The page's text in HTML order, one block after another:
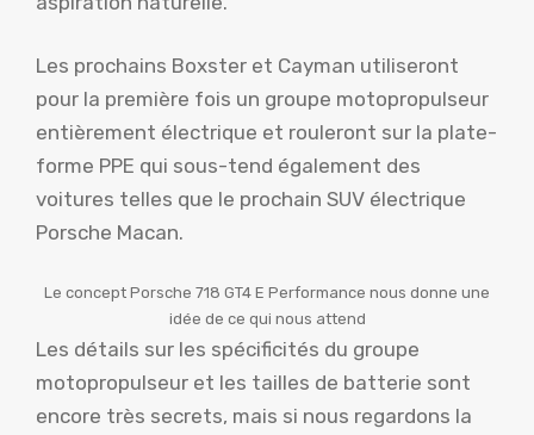
Les prochains Boxster et Cayman utiliseront
pour la première fois un groupe motopropulseur
entièrement électrique et rouleront sur la plate-
forme PPE qui sous-tend également des
voitures telles que le prochain SUV électrique
Porsche Macan.
Le concept Porsche 718 GT4 E Performance nous donne une
idée de ce qui nous attend
Les détails sur les spécificités du groupe
motopropulseur et les tailles de batterie sont
encore très secrets, mais si nous regardons la